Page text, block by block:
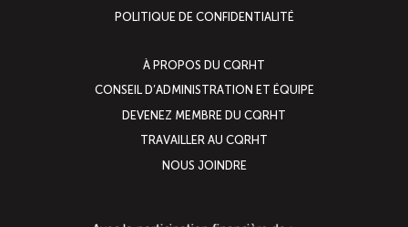
POLITIQUE DE CONFIDENTIALITÉ
À PROPOS DU CQRHT
CONSEIL D’ADMINISTRATION ET ÉQUIPE
DEVENEZ MEMBRE DU CQRHT
TRAVAILLER AU CQRHT
NOUS JOINDRE